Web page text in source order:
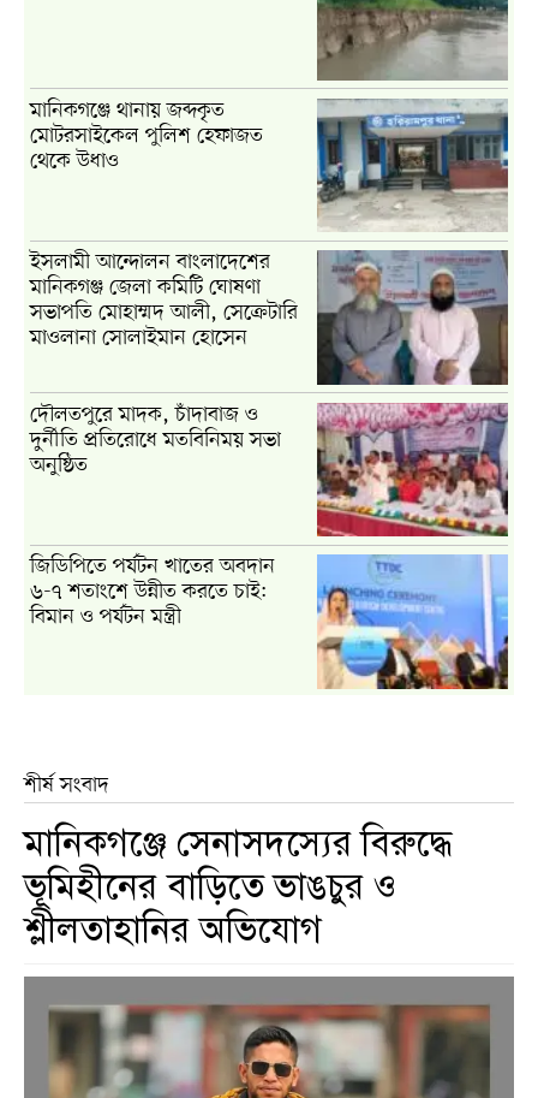
মানিকগঞ্জে থানায় জব্দকৃত
মোটরসাইকেল পুলিশ হেফাজত
থেকে উধাও
ইসলামী আন্দোলন বাংলাদেশের
মানিকগঞ্জ জেলা কমিটি ঘোষণা
সভাপতি মোহাম্মদ আলী, সেক্রেটারি
মাওলানা সোলাইমান হোসেন
দৌলতপুরে মাদক, চাঁদাবাজ ও
দুর্নীতি প্রতিরোধে মতবিনিময় সভা
অনুষ্ঠিত
জিডিপিতে পর্যটন খাতের অবদান
৬-৭ শতাংশে উন্নীত করতে চাই:
বিমান ও পর্যটন মন্ত্রী